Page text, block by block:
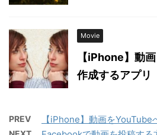
Movie
【iPhone】動
作成するアプリ
PREV 【iPhone】動画を